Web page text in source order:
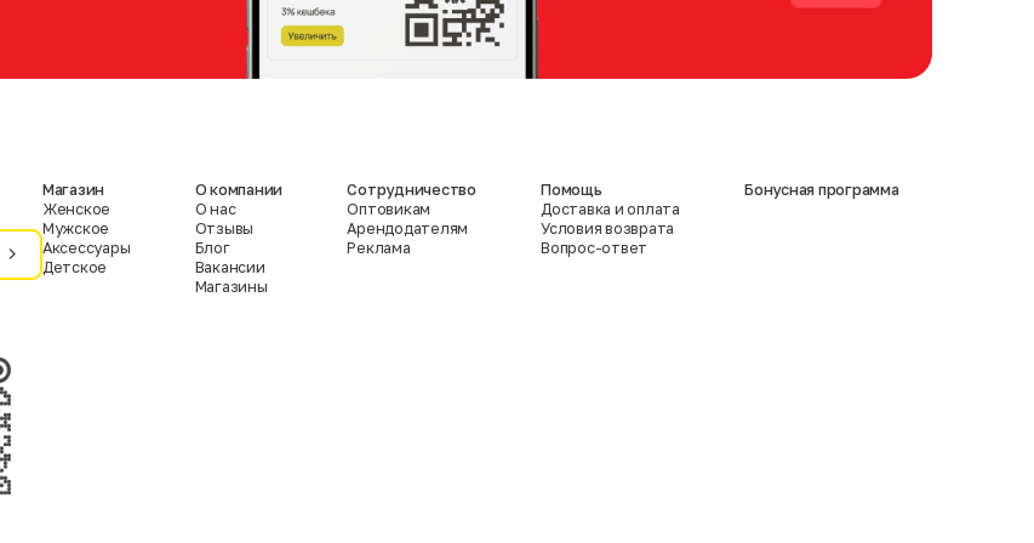
Магазин
Женское
Мужское
Аксессуары
Детское
О компании
О нас
Отзывы
Блог
Вакансии
Магазины
Сотрудничество
Оптовикам
Арендодателям
Реклама
Помощь
Доставка и оплата
Условия возврата
Вопрос-ответ
Бонусная программа